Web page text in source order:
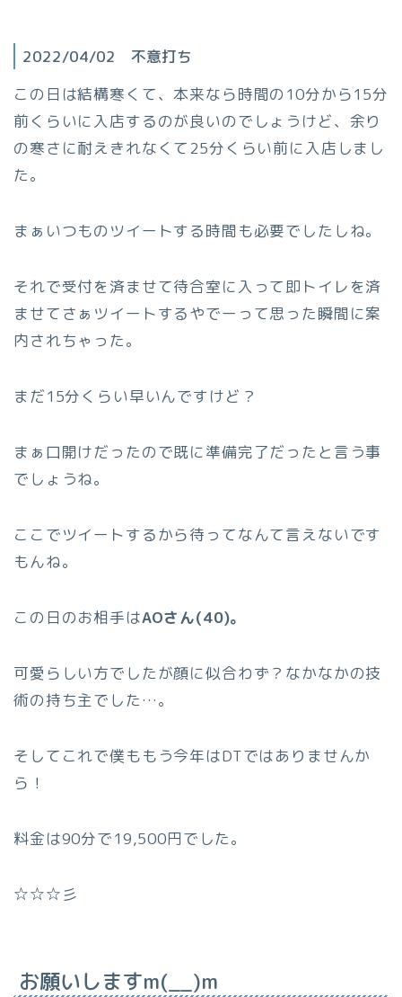
2022/04/02 不意打ち
この日は結構寒くて、本来なら時間の10分から15分
前くらいに入店するのが良いのでしょうけど、余り
の寒さに耐えきれなくて25分くらい前に入店しまし
た。
まぁいつものツイートする時間も必要でしたしね。
それで受付を済ませて待合室に入って即トイレを済
ませてさぁツイートするやでーって思った瞬間に案
内されちゃった。
まだ15分くらい早いんですけど？
まぁ口開けだったので既に準備完了だったと言う事
でしょうね。
ここでツイートするから待ってなんて言えないです
もんね。
この日のお相手はAOさん(40)。
可愛らしい方でしたが顔に似合わず？なかなかの技
術の持ち主でした…。
そしてこれで僕ももう今年はDTではありませんか
ら！
料金は90分で19,500円でした。
☆☆☆彡
お願いしますm(__)m